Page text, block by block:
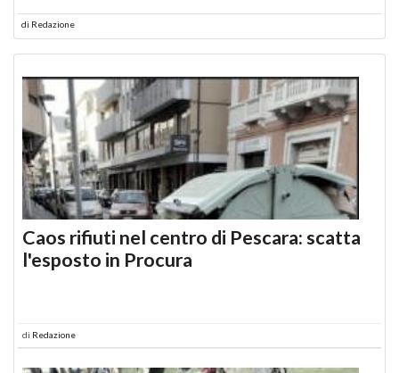
di Redazione
Caos rifiuti nel centro di Pescara: scatta
l'esposto in Procura
di Redazione